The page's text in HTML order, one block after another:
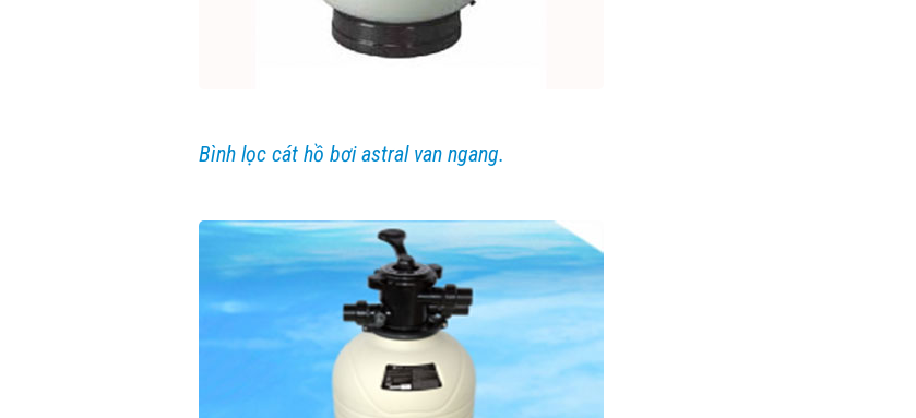
Bình lọc cát hồ bơi astral van ngang.